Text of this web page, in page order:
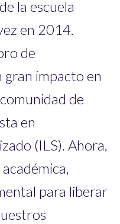
la escuela
en 2014.
de
impacto en
de
en
(ILS). Ahora,
para liberar